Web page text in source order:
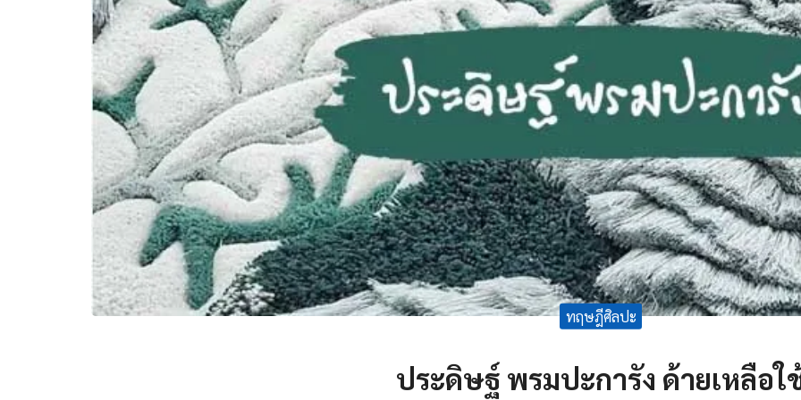
ทฤษฎีศิลปะ
ประดิษฐ์ พรมปะการัง ด้ายเหลือใ